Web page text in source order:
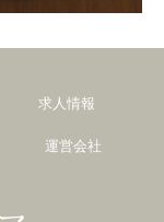
求人情報
運営会社